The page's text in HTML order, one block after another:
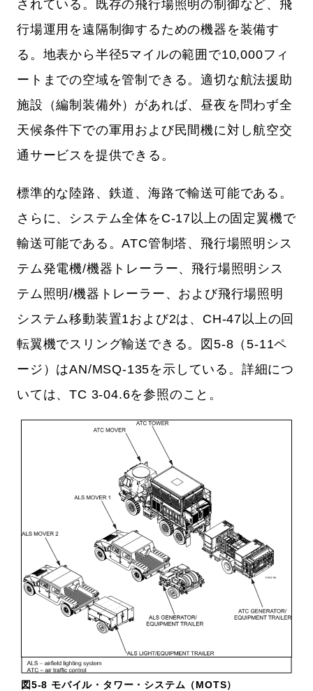
されている。既存の飛行場照明の制御など、飛
行場運用を遠隔制御するための機器を装備す
る。地表から半径5マイルの範囲で10,000フィ
ートまでの空域を管制できる。適切な航法援助
施設（編制装備外）があれば、昼夜を問わず全
天候条件下での軍用および民間機に対し航空交
通サービスを提供できる。
標準的な陸路、鉄道、海路で輸送可能である。
さらに、システム全体をC-17以上の固定翼機で
輸送可能である。ATC管制塔、飛行場照明シス
テム発電機/機器トレーラー、飛行場照明シス
テム照明/機器トレーラー、および飛行場照明
システム移動装置1および2は、CH-47以上の回
転翼機でスリング輸送できる。図5-8（5-11ペ
ージ）はAN/MSQ-135を示している。詳細につ
いては、TC 3-04.6を参照のこと。
図5-8 モバイル・タワー・システム（MOTS）